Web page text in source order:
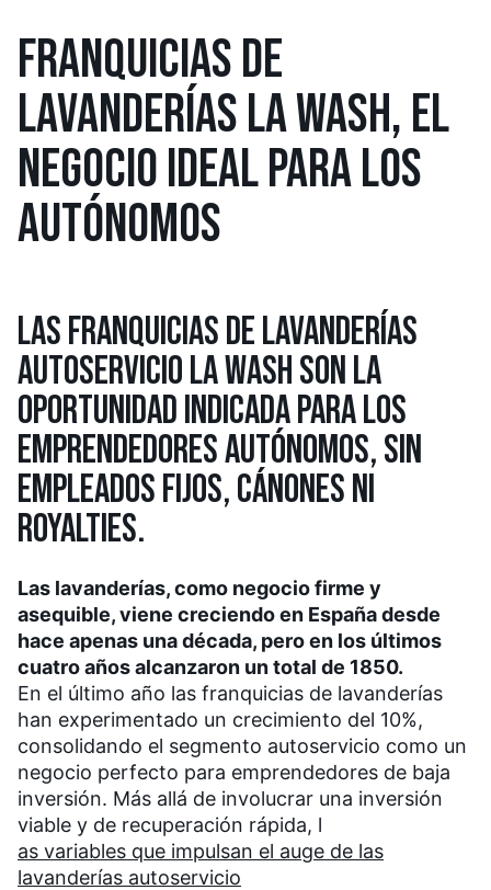
FRANQUICIAS DE
LAVANDERÍAS LA WASH, EL
NEGOCIO IDEAL PARA LOS
AUTÓNOMOS
LAS FRANQUICIAS DE LAVANDERÍAS
AUTOSERVICIO LA WASH SON LA
OPORTUNIDAD INDICADA PARA LOS
EMPRENDEDORES AUTÓNOMOS, SIN
EMPLEADOS FIJOS, CÁNONES NI
ROYALTIES.
Las lavanderías, como negocio firme y
asequible, viene creciendo en España desde
hace apenas una década, pero en los últimos
cuatro años alcanzaron un total de 1850.
En el último año las franquicias de lavanderías
han experimentado un crecimiento del 10%,
consolidando el segmento autoservicio como un
negocio perfecto para emprendedores de baja
inversión. Más allá de involucrar una inversión
viable y de recuperación rápida, l
as variables que impulsan el auge de las
lavanderías autoservicio